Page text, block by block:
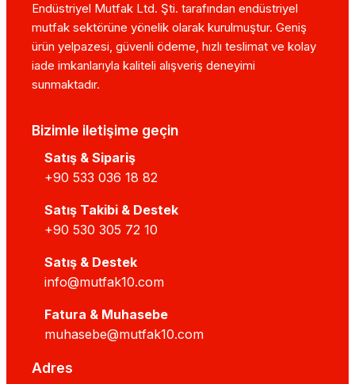
Endüstriyel Mutfak Ltd. Şti. tarafından endüstriyel
mutfak sektörüne yönelik olarak kurulmuştur. Geniş
ürün yelpazesi, güvenli ödeme, hızlı teslimat ve kolay
iade imkanlarıyla kaliteli alışveriş deneyimi
sunmaktadır.
Bizimle iletişime geçin
Satış & Sipariş
+90 533 036 18 82
Satış Takibi & Destek
+90 530 305 72 10
Satış & Destek
info@mutfak10.com
Fatura & Muhasebe
muhasebe@mutfak10.com
Adres